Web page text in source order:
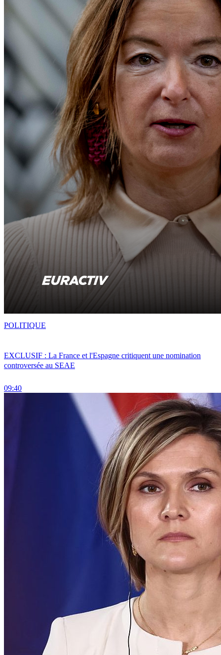
EXCLUSIF : La France et l'Espagne critiquent une nomination
controversée au SEAE
09:40
POLITIQUE